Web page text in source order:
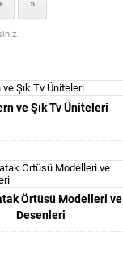
»
ve Şık Tv Üniteleri
Örtüsü Modelleri ve
Desenleri